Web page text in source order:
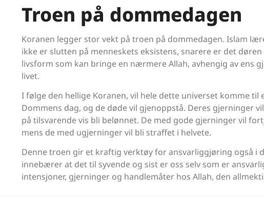
Troen på dommedagen
Koranen legger stor vekt på troen på dommedagen. Islam
ikke er slutten på menneskets eksistens, snarere er det
livsform som kan bringe en nærmere Allah, avhengig av ens
livet.
I følge den hellige Koranen, vil hele dette universet komme til
Dommens dag, og de døde vil gjenoppstå. Deres gjerninger
på tilsvarende vis bli belønnet. De med gode gjerninger vil
mens de med ugjerninger vil bli straffet i helvete.
Denne troen gir et kraftig verktøy for ansvarliggjøring også i
innebærer at det til syvende og sist er oss selv som er
intensjoner, gjerninger og handlemåter hos Allah, den